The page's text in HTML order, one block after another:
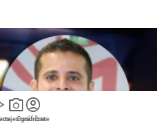
photo_camera
gráficos
account_circle
Suscríbete